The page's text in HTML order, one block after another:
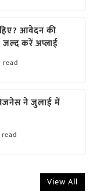
आवेदन की
करें अप्लाई
read
ने जुलाई में
View All